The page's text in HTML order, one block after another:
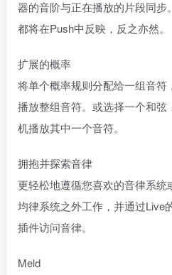
器的音阶与正在播放的片段同步
都将在Push中反映，反之亦然。
扩展的概率
将单个概率规则分配给一组音
播放整组音符。或选择一个和
机播放其中一个音符。
拥抱并探索音律
更轻松地遵循您喜欢的音律系
均律系统之外工作，并通过Live
插件访问音律。
Meld